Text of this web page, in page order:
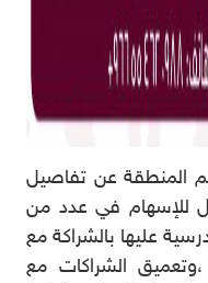
المنطقة عن تفاصيل
للإسهام في عدد من
عليها بالشراكة مع
،وتعميق الشراكات مع